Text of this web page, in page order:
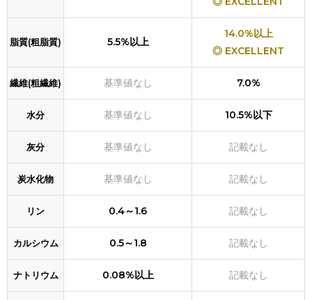
脂質(粗脂質) 5.5%以上
14.0%以上
◎ EXCELLENT
繊維(粗繊維) 基準値なし 7.0%
水分 基準値なし 10.5%以下
灰分 基準値なし 記載なし
炭水化物 基準値なし 記載なし
リン 0.4～1.6 記載なし
カルシウム 0.5～1.8 記載なし
ナトリウム 0.08%以上 記載なし